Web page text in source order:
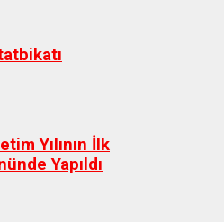
Yılının İlk
Yapıldı